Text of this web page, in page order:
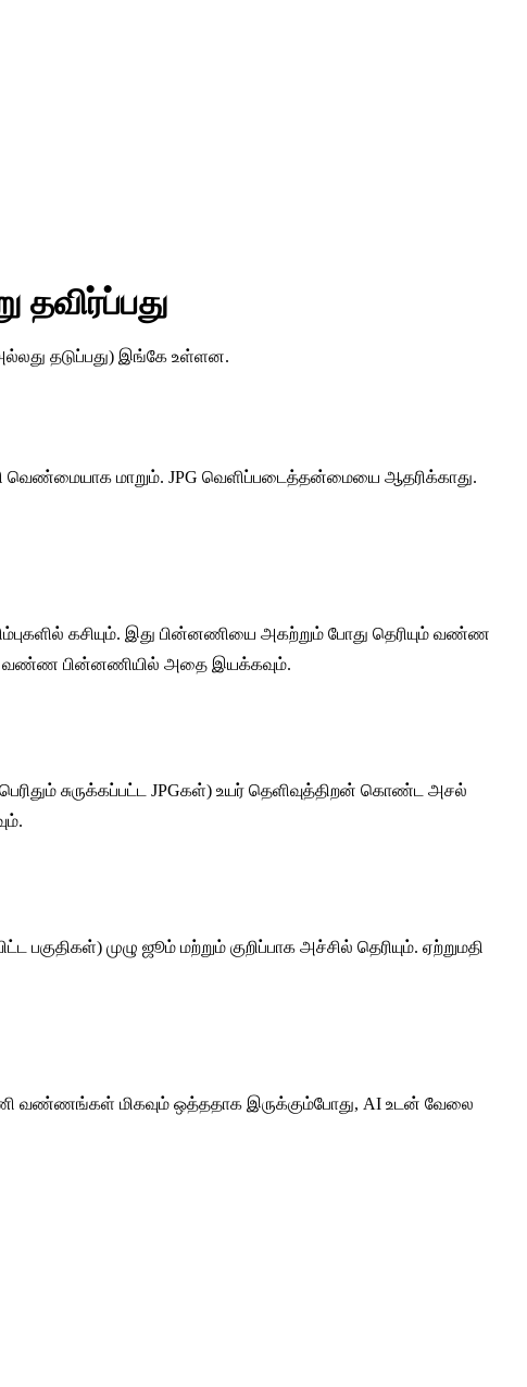
தடுப்பது) இங்கே உள்ளன.
வெண்மையாக மாறும். JPG வெளிப்படைத்தன்மையை ஆதரிக்காது.
கசியும். இது பின்னணியை அகற்றும் போது தெரியும் வண்ண
வண்ண பின்னணியில் அதை இயக்கவும்.
சுருக்கப்பட்ட JPGகள்) உயர் தெளிவுத்திறன் கொண்ட அசல்
முழு ஜூம் மற்றும் குறிப்பாக அச்சில் தெரியும். ஏற்றுமதி
வண்ணங்கள் மிகவும் ஒத்ததாக இருக்கும்போது, ​​AI உடன் வேலை